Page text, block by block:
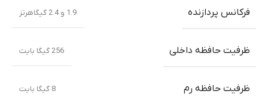
فرکانس پردازنده 1.9 و 2.4 گیگاهرتز
ظرفیت حافظه داخلی 256 گیگا بایت
ظرفیت حافظه رم 8 گیگا بایت